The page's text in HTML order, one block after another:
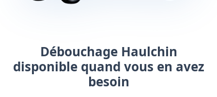
Débouchage Haulchin
disponible quand vous en avez
besoin